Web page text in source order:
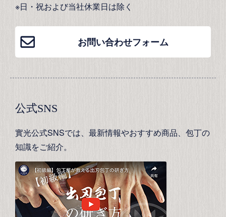
※日・祝および当社休業日は除く
お問い合わせフォーム
公式SNS
實光公式SNSでは、最新情報やおすすめ商品、包丁の
知識をご紹介。